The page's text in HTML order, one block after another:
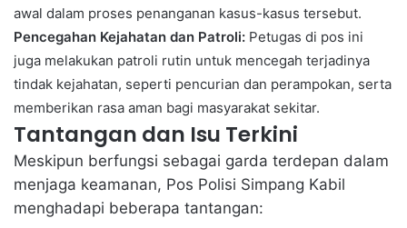
awal dalam proses penanganan kasus-kasus tersebut.
Pencegahan Kejahatan dan Patroli: Petugas di pos ini
juga melakukan patroli rutin untuk mencegah terjadinya
tindak kejahatan, seperti pencurian dan perampokan, serta
memberikan rasa aman bagi masyarakat sekitar.
Tantangan dan Isu Terkini
Meskipun berfungsi sebagai garda terdepan dalam
menjaga keamanan, Pos Polisi Simpang Kabil
menghadapi beberapa tantangan: